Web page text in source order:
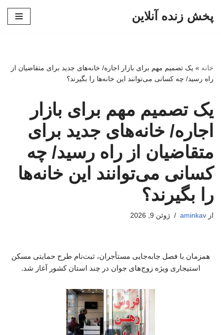
پخش زنده آنلاین
خانه » یک تصمیم مهم برای بازار اجاره/ خانه‌های جدید برای متقاضیان از
راه رسید/ چه کسانی می‌توانند این خانه‌ها را بگیرند؟
یک تصمیم مهم برای بازار
اجاره/ خانه‌های جدید برای
متقاضیان از راه رسید/ چه
کسانی می‌توانند این خانه‌ها
را بگیرند؟
از aminkav ژوئن 9, 2026
همزمان با فصل جابه‌جایی مستأجران، ثبت‌نام طرح حمایتی مسکن
استیجاری ویژه زوج‌های جوان در چند استان کشور آغاز شد.